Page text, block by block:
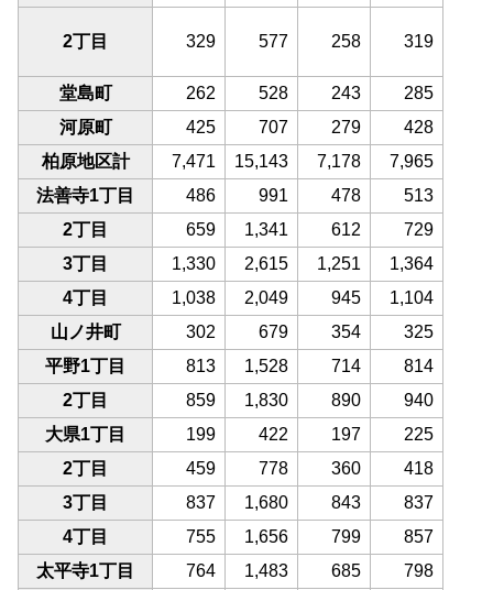
2丁目 329 577 258 319
堂島町 262 528 243
285
河原町
425 707 279
428
柏原地区計
7,471 15,143 7,178
7,965
法善寺1丁目
486 991 478
513
2丁目
659 1,341 612
729
3丁目
1,330 2,615 1,251
1,364
4丁目
1,038 2,049 945
1,104
山ノ井町
302 679 354
325
平野1丁目
813 1,528 714
814
2丁目
859 1,830 890
940
大県1丁目
199 422 197
225
2丁目
459 778 360
418
3丁目
837 1,680 843
837
4丁目
755 1,656 799
857
太平寺1丁目
764 1,483 685
798